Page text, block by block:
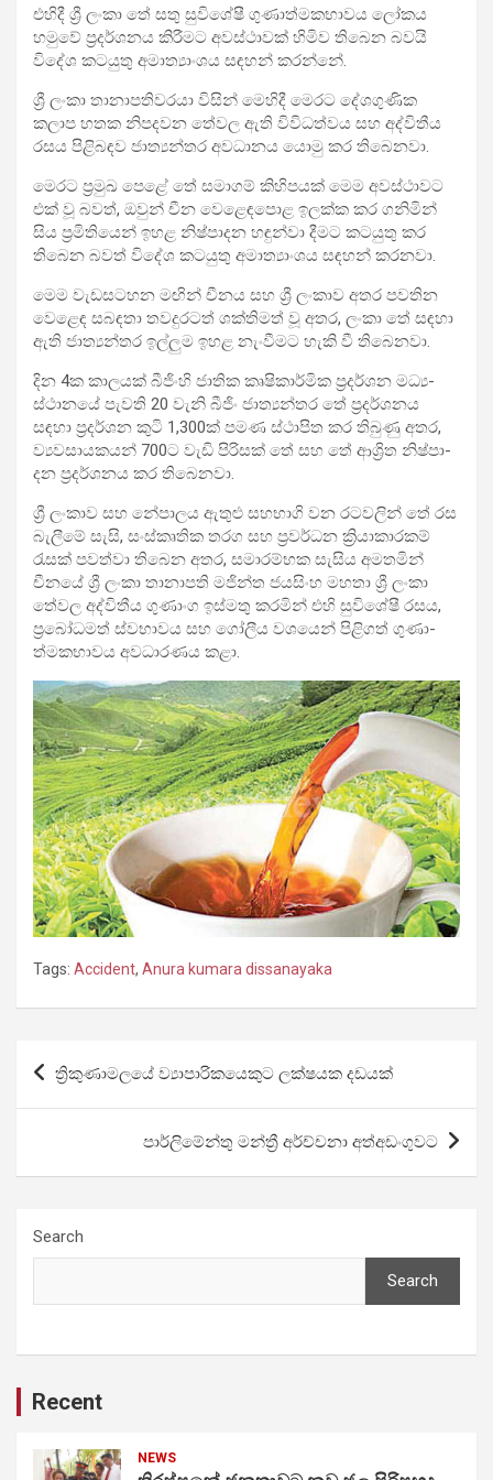
එහිදී ශ්‍රී ලංකා තේ සතු සුවි­ශේෂී ගුණා­ත්ම­ක­භා­වය ලෝකය
හමුවේ ප්‍රද­ර්ශ­නය කිරී­මට අව­ස්ථා­වක් හිමිව තිබෙන බවයි
විදේශ කට­යුතු අමා­ත්‍යාං­ශය සඳහන් කරන්නේ.
ශ්‍රී ලංකා තානා­ප­ති­ව­රයා විසින් මෙහිදී මෙරට දේශ­ගු­ණික
කලාප හතක නිප­ද­වන තේවල ඇති විවි­ධ­ත්වය සහ අද්වි­තීය
රසය පිළි­බ­ඳව ජාත්‍ය­න්තර අව­ධා­නය යොමු කර තිබෙනවා.
මෙරට ප්‍රමුඛ පෙළේ තේ සමා­ගම් කිහි­ප­යක් මෙම අව­ස්ථා­වට
එක් වූ බවත්, ඔවුන් චීන වෙළෙ­ඳ­පොළ ඉලක්ක කර ගනි­මින්
සිය ප්‍රමි­ති­යෙන් ඉහළ නිෂ්පා­දන හඳුන්වා දීමට කට­යුතු කර
තිබෙන බවත් විදේශ කට­යුතු අමා­ත්‍යාං­ශය සඳ­හන් කරනවා.
මෙම වැඩ­ස­ට­හන මඟින් චීනය සහ ශ්‍රී ලංකාව අතර පව­තින
වෙළෙඳ සබ­ඳතා තව­දු­ර­ටත් ශක්ති­මත් වූ අතර, ලංකා තේ සඳහා
ඇති ජාත්‍ය­න්තර ඉල්ලුම ඉහළ නැංවී­මට හැකි වී තිබෙනවා.
දින 4ක කාල­යක් බීජිංහි ජාතික කෘෂි­කා­ර්මික ප්‍රද­ර්ශන මධ්‍ය­
ස්ථා­නයේ පැවති 20 වැනි බීජිං ජාත්‍ය­න්තර තේ ප්‍රද­ර්ශ­නය
සඳහා ප්‍රද­ර්ශන කුටි 1,300ක් පමණ ස්ථාපිත කර තිබුණු අතර,
ව්‍යව­සා­ය­ක­යන් 700ට වැඩි පිරි­සක් තේ සහ තේ ආශ්‍රිත නිෂ්පා­
දන ප්‍රද­ර්ශ­නය කර තිබෙනවා.
ශ්‍රී ලංකාව සහ නේපා­ලය ඇතුළු සහ­භාගි වන රට­ව­ලින් තේ රස
බැලීමේ සැසි, සංස්කෘ­තික තරග සහ ප්‍රව­ර්ධන ක්‍රියා­කා­ර­කම්
රැසක් පවත්වා තිබෙන අතර, සමා­ර­ම්භක සැසිය අම­ත­මින්
චීනයේ ශ්‍රී ලංකා තානා­පති මජින්ත ජය­සිංහ මහතා ශ්‍රී ලංකා
තේවල අද්වි­තීය ගුණාංග ඉස්මතු කර­මින් එහි සුවි­ශේෂී රසය,
ප්‍රබෝ­ධ­මත් ස්වභා­වය සහ ගෝලීය වශ­යෙන් පිළි­ගත් ගුණා­
ත්ම­ක­භා­වය අව­ධා­ර­ණය කළා.
Tags: Accident, Anura kumara dissanayaka
Post
navigation
ත්‍රිකුණාමලයේ ව්‍යාපාරිකයෙකුට ලක්ෂයක දඩයක්
පාර්ලිමේන්තු මන්ත්‍රී අර්ච්චනා අත්අඩංගුවට
Search
Search
Recent
NEWS